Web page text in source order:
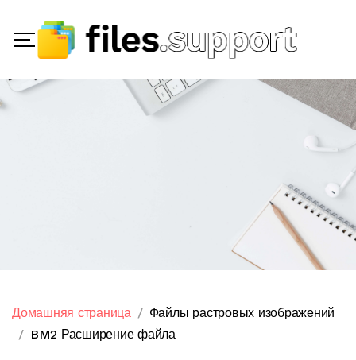
Домашняя страница
Файлы растровых изображений
BM2 Расширение файла